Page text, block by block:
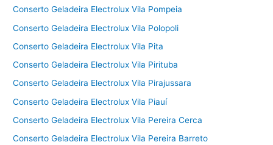
Conserto Geladeira Electrolux Vila Pompeia
Conserto Geladeira Electrolux Vila Polopoli
Conserto Geladeira Electrolux Vila Pita
Conserto Geladeira Electrolux Vila Pirituba
Conserto Geladeira Electrolux Vila Pirajussara
Conserto Geladeira Electrolux Vila Piauí
Conserto Geladeira Electrolux Vila Pereira Cerca
Conserto Geladeira Electrolux Vila Pereira Barreto